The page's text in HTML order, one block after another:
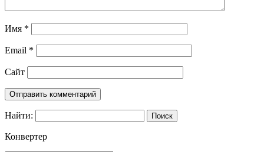
Имя *
Email *
Сайт
Найти:
Конвертер